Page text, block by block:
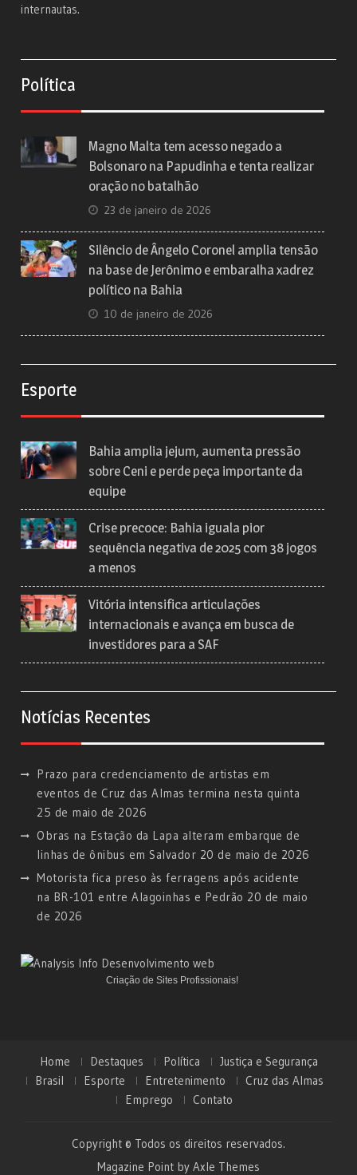
internautas.
Política
Magno Malta tem acesso negado a
Bolsonaro na Papudinha e tenta realizar
oração no batalhão
23 de janeiro de 2026
Silêncio de Ângelo Coronel amplia tensão
na base de Jerônimo e embaralha xadrez
político na Bahia
10 de janeiro de 2026
Esporte
Bahia amplia jejum, aumenta pressão
sobre Ceni e perde peça importante da
equipe
Crise precoce: Bahia iguala pior
sequência negativa de 2025 com 38 jogos
a menos
Vitória intensifica articulações
internacionais e avança em busca de
investidores para a SAF
Notícias Recentes
Prazo para credenciamento de artistas em
eventos de Cruz das Almas termina nesta quinta
25 de maio de 2026
Obras na Estação da Lapa alteram embarque de
linhas de ônibus em Salvador 20 de maio de 2026
Motorista fica preso às ferragens após acidente
na BR-101 entre Alagoinhas e Pedrão 20 de maio
de 2026
Criação de Sites Profissionais!
Home Destaques Política
Justiça e Segurança
Brasil
Esporte Entretenimento
Cruz das Almas
Emprego
Contato
Copyright © Todos os direitos reservados.
Magazine Point by Axle Themes